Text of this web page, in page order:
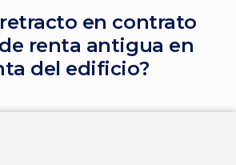
en contrato
renta antigua en
del edificio?